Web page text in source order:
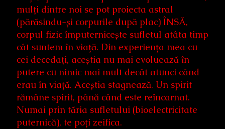
mulți dintre noi se pot proiecta astral
(părăsindu-și corpurile după plac) ÎNSĂ,
corpul fizic împuternicește sufletul atâta timp
cât suntem în viață. Din experiența mea cu
cei decedați, aceștia nu mai evoluează în
putere cu nimic mai mult decât atunci când
erau în viață. Aceștia stagnează. Un spirit
rămâne spirit, până când este reîncarnat.
Numai prin tăria sufletului (bioelectricitate
puternică), te poți zeifica.